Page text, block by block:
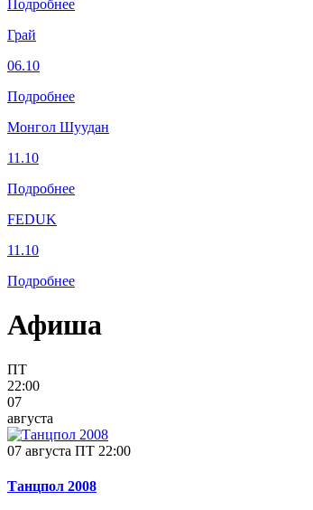
Подробнее
Грай
06.10
Подробнее
Монгол Шуудан
11.10
Подробнее
FEDUK
11.10
Подробнее
Афиша
ПТ
22:00
07
августа
07 августа ПТ 22:00
Танцпол 2008